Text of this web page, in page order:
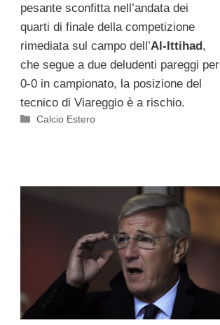
pesante sconfitta nell’andata dei
quarti di finale della competizione
rimediata sul campo dell’Al-Ittihad,
che segue a due deludenti pareggi per
0-0 in campionato, la posizione del
tecnico di Viareggio è a rischio.
Categorie
Calcio Estero